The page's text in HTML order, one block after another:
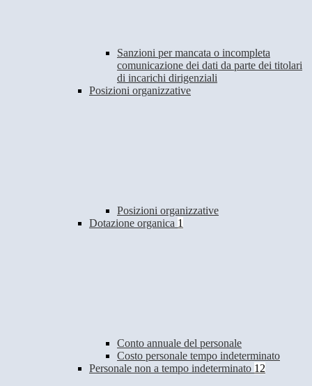
Sanzioni per mancata o incompleta
comunicazione dei dati da parte dei titolari
di incarichi dirigenziali
Posizioni organizzative
Posizioni organizzative
Dotazione organica 1
Conto annuale del personale
Costo personale tempo indeterminato
Personale non a tempo indeterminato 12